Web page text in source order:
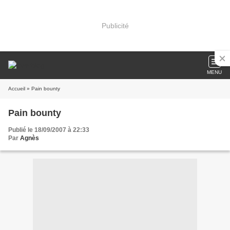
Publicité
MENU
Accueil » Pain bounty
Pain bounty
Publié le 18/09/2007 à 22:33
Par Agnès